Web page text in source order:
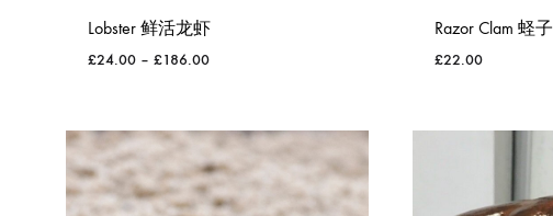
Lobster 鲜活龙虾
£24.00 – £186.00
Razor Clam 蛏子
£22.00